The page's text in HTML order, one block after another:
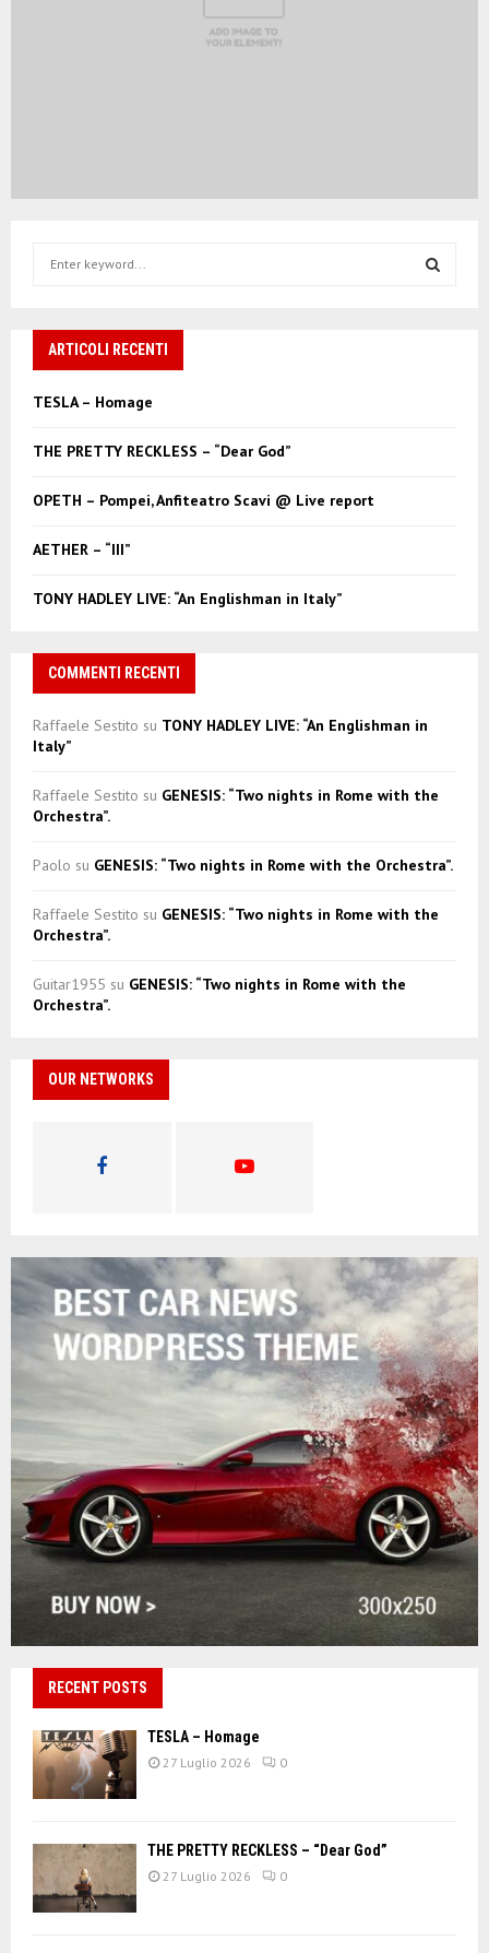
h
o
ARTICOLI RECENTI
TESLA – Homage
THE PRETTY RECKLESS – “Dear God”
OPETH – Pompei, Anfiteatro Scavi @ Live report
AETHER – “III”
TONY HADLEY LIVE: “An Englishman in Italy”
COMMENTI RECENTI
Raffaele Sestito su TONY HADLEY LIVE: “An Englishman in
Italy”
Raffaele Sestito su GENESIS: “Two nights in Rome with the
Orchestra”.
Paolo su GENESIS: “Two nights in Rome with the Orchestra”.
Raffaele Sestito su GENESIS: “Two nights in Rome with the
Orchestra”.
Guitar1955 su GENESIS: “Two nights in Rome with the
Orchestra”.
OUR NETWORKS
RECENT POSTS
TESLA – Homage
27 Luglio 2026 0
THE PRETTY RECKLESS – “Dear God”
27 Luglio 2026 0